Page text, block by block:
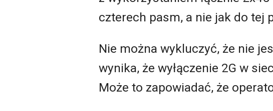
czterech pasm, a nie jak do tej
Nie można wykluczyć, że nie
wynika, że wyłączenie 2G w
Może to zapowiadać, że